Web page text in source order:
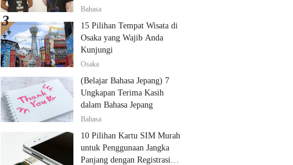
Bahasa
15 Pilihan Tempat Wisata di
Osaka yang Wajib Anda
Kunjungi
Osaka
(Belajar Bahasa Jepang) 7
Ungkapan Terima Kasih
dalam Bahasa Jepang
Bahasa
10 Pilihan Kartu SIM Murah
untuk Penggunaan Jangka
Panjang dengan Registrasi